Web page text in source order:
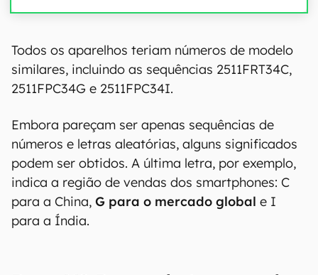
00:00/04:51
Todos os aparelhos teriam números de modelo